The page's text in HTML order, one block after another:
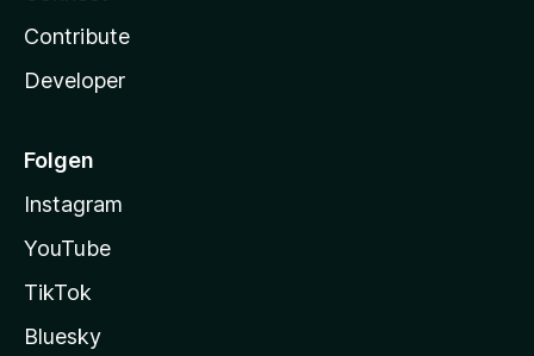
Contribute
Developer
Folgen
Instagram
YouTube
TikTok
Bluesky